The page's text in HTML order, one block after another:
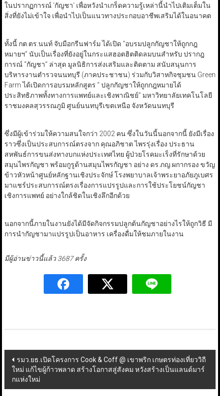
ในปรากฏการณ์ ‘กัญชา’ เพื่อหวังนำเกร็ดความรู้เหล่านี้นำไปเติมเต็มใน
สิ่งที่ยังไม่เข้าใจ เพื่อนำไปเป็นแนวทางประกอบอาชีพเสริมได้ในอนาคต
ทั้งนี้ กต.ตร.นนท์ จับมือกรีนฟาร์ม ได้เปิด “อบรมปลูกกัญชาให้ถูกกฎ
หมายฯ” นับเป็นเรื่องที่ยังอยู่ในกระแสฮอตฮิตติดลมบนสำหรับ ปรากฎ
การณ์ “กัญชา” ล่าสุด มูลนิธิการส่งเสริมและติดตาม สนับสนุนการ
บริหารงานตำรวจนนทบุรี (ภาคประชาชน) ร่วมกับวิสาหกิจชุมชน Green
Farm ได้เปิดการอบรมหลักสูตร ” ปลูกกัญชาให้ถูกกฎหมายได้
ประสิทธิภาพทั้งทางการแพทย์และเชิงพาณิชย์” มหาวิทยาลัยเทคโนโลยี
ราชมงคลสุวรรณภูมิ ศูนย์นนทบุรีเขตเหนือ จังหวัดนนทบุรี
ซึ่งมีผู้เข้าร่วมให้ความสนใจกว่า 2002 คน ซึ่งในวันนี้นอกจากนี้ ยังมีเรื่อง
ราวซึ่งเป็นประสบการณ์ตรงจาก คุณอภิชาต ไพรรุ่งเรื่อง ประธาน
สหพันธ์การขนส่งทางบกแห่งประเทศไทย ผู้ป่วยโรคมะเร็งที่รักษาด้วย
สมุนไพรกัญชา พร้อมกูรูด้านสมุนไพรกัญชา อย่าง ดร.ภญ.ผกากรอง ขวัญ
ข้าวหัวหน้าศูนย์หลักฐานเชิงประจักษ์ โรงพยาบาลเจ้าพระยาอภัยภูเบศร
มาแชร์ประสบการณ์ตรงเรื่องการแปรรูปและการใช้ประโยชน์กัญชา
เชิงการแพทย์ อย่างใกล้ชิดในเชิงลึกอีกด้วย
นอกจากนี้ภายในงานยังได้มีจัดกิจกรรมปลูกต้นกัญชาอย่างไรให้ถูกวิธี มี
การนำกัญชามาแปรรูปเป็นอาหาร เครื่องดื่มให้ชมภายในงาน
มีผู้อ่านข่าวนี้แล้ว 3687 ครั้ง
Post
navigation
รมว.ยธ.เปิดโครงการ Cook & Coff @ เขาพริก เกษตรท่องเที่ยววิถี
ใหม่ แก้ไขผู้ก้าวพลาด สร้างโอกาสสู่สังคม หวังสร้างเป็นแลนด์มาร์
กแห่งใหม่